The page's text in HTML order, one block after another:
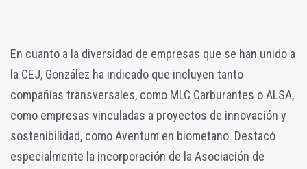
En cuanto a la diversidad de empresas que se han unido a
la CEJ, González ha indicado que incluyen tanto
compañías transversales, como MLC Carburantes o ALSA,
como empresas vinculadas a proyectos de innovación y
sostenibilidad, como Aventum en biometano. Destacó
especialmente la incorporación de la Asociación de